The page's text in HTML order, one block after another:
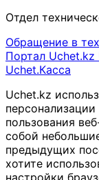
Отдел
Обращение в
Портал Uchet.kz
Uchet.Касса
Uchet.kz
пользования
собой
предыдущих
хотите